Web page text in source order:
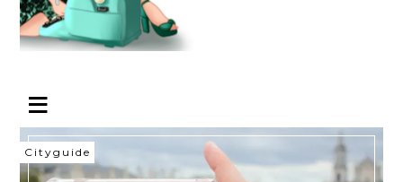
Cityguide